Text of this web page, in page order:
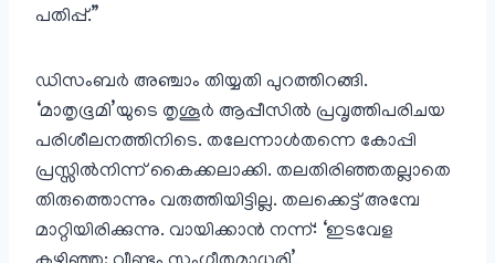
പതിപ്പ്.”
ഡിസംബർ അഞ്ചാം തിയ്യതി പുറത്തിറങ്ങി.
‘മാതൃഭൂമി’യുടെ തൃശൂർ ആപ്പീസിൽ പ്രവൃത്തിപരിചയ
പരിശീലനത്തിനിടെ. തലേന്നാൾതന്നെ കോപ്പി
പ്രസ്സിൽനിന്ന് കൈക്കലാക്കി. തലതിരിഞ്ഞതല്ലാതെ
തിരുത്തൊന്നും വരുത്തിയിട്ടില്ല. തലക്കെട്ട് അമ്പേ
മാറ്റിയിരിക്കുന്നു. വായിക്കാൻ നന്ന്: ‘ഇടവേള